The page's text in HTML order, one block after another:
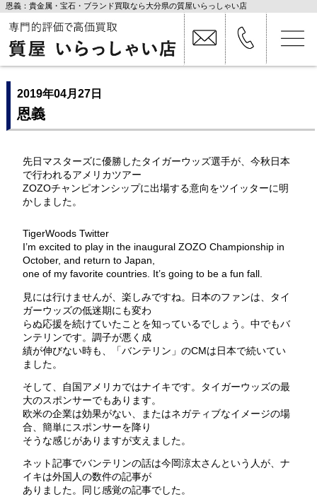
恩義：貴金属・宝石・ブランド買取なら大分県の質屋いらっしゃい店
2019年04月27日
恩義
先日マスターズに優勝したタイガーウッズ選手が、今秋日本
で行われるアメリカツアー
ZOZOチャンピオンシップに出場する意向をツイッターに明
かしました。
TigerWoods Twitter
I’m excited to play in the inaugural ZOZO Championship in
October, and return to Japan,
one of my favorite countries. It’s going to be a fun fall.
見には行けませんが、楽しみですね。日本のファンは、タイ
ガーウッズの低迷期にも変わ
らぬ応援を続けていたことを知っているでしょう。中でもバ
ンテリンです。調子が悪く成
績が伸びない時も、「バンテリン」のCMは日本で続いてい
ました。
そして、自国アメリカではナイキです。タイガーウッズの最
大のスポンサーでもあります。
欧米の企業は効果がない、またはネガティブなイメージの場
合、簡単にスポンサーを降り
そうな感じがありますが支えました。
ネット記事でバンテリンの話は今岡涼太さんという人が、ナ
イキは外国人の数件の記事が
ありました。同じ感覚の記事でした。